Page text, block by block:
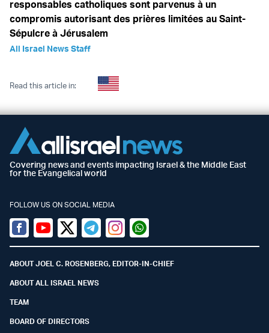
responsables catholiques sont parvenus à un
compromis autorisant des prières limitées au Saint-
Sépulcre à Jérusalem
All Israel News Staff
Read this article in:
Covering news and events impacting Israel & the Middle East
for the Evangelical world
FOLLOW US ON SOCIAL MEDIA
Facebook
YoutubeTwitter (X)
TelegramInstagramWhatsapp
ABOUT JOEL C. ROSENBERG, EDITOR-IN-CHIEF
ABOUT ALL ISRAEL NEWS
TEAM
BOARD OF DIRECTORS